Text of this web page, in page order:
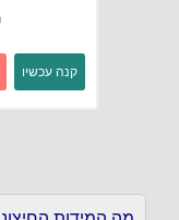
קנה עכשיו